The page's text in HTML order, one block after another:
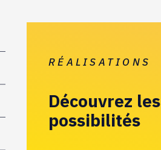
RÉALISATIONS
Découvrez les
possibilités